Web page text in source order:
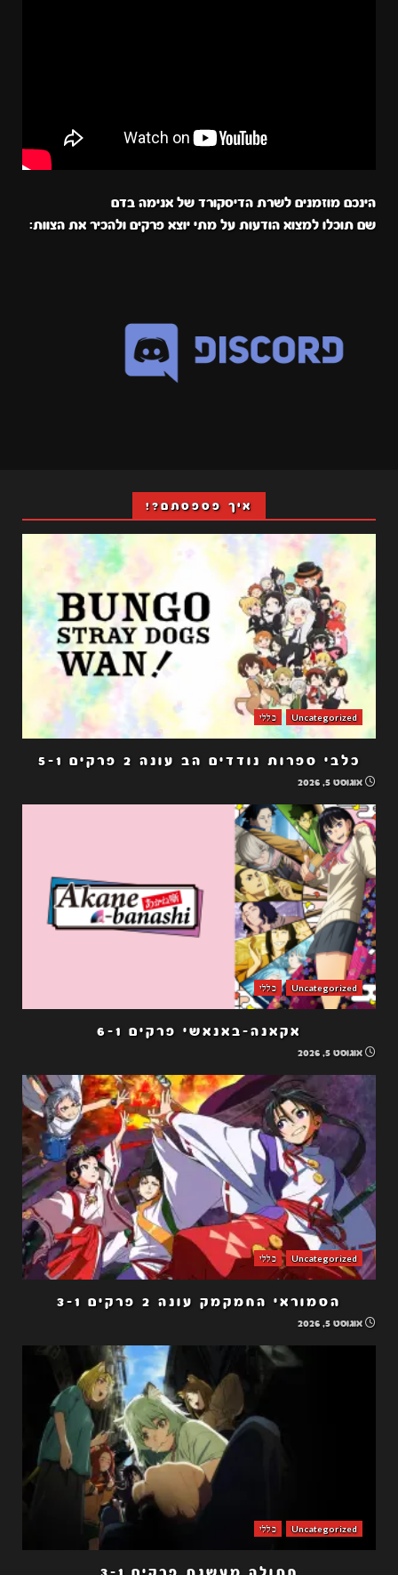
הינכם מוזמנים לשרת הדיסקורד של אנימה בדם
שם תוכלו למצוא הודעות על מתי יוצא פרקים ולהכיר את הצוות:
איך פספסתם?!
Uncategorized כללי
כלבי ספרות נודדים הב עונה 2 פרקים 5-1
אוגוסט 5, 2026
Uncategorized כללי
אקאנה-באנאשי פרקים 6-1
אוגוסט 5, 2026
Uncategorized כללי
הסמוראי החמקמק עונה 2 פרקים 3-1
אוגוסט 5, 2026
Uncategorized כללי